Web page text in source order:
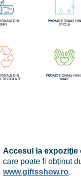
Accesul la expoziţie
care poate fi obținut
www.giftsshow.ro.